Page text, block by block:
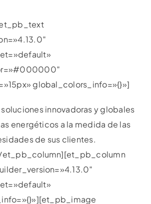
global_colors_info=»{}»]
innovadoras y globales
energéticos a la medida de las
de sus clientes.